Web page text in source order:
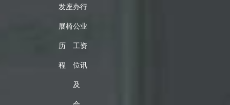
发
展
历
程
座
椅
办
公
工
位
及
行
业
资
讯